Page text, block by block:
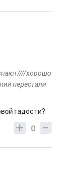
хорошо
перестали
гадости?
0